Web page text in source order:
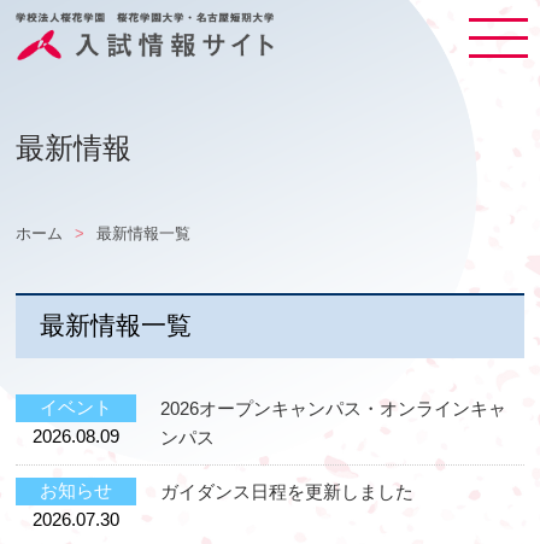
最新情報
ホーム 最新情報一覧
最新情報一覧
イベント
2026.08.09
2026オープンキャンパス・オンラインキャ
ンパス
お知らせ
2026.07.30
ガイダンス日程を更新しました